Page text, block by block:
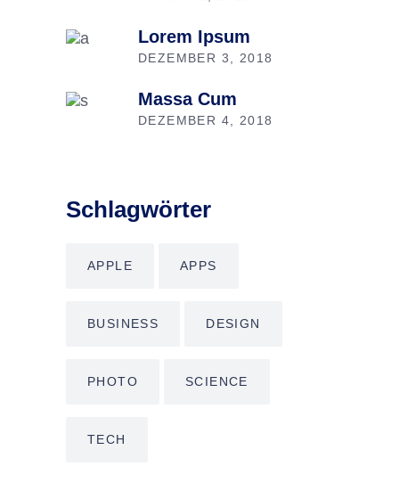
Lorem Ipsum
DEZEMBER 3, 2018
Massa Cum
DEZEMBER 4, 2018
Schlagwörter
APPLE APPS
BUSINESS DESIGN
PHOTO SCIENCE
TECH